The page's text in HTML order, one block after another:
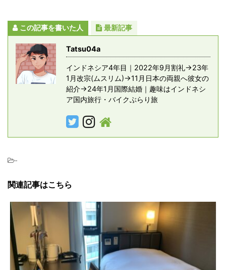
この記事を書いた人 最新記事
Tatsu04a
インドネシア4年目｜2022年9月割礼→23年
1月改宗(ムスリム)→11月日本の両親へ彼女の
紹介→24年1月国際結婚｜趣味はインドネシ
ア国内旅行・バイクぶらり旅
-
関連記事はこちら